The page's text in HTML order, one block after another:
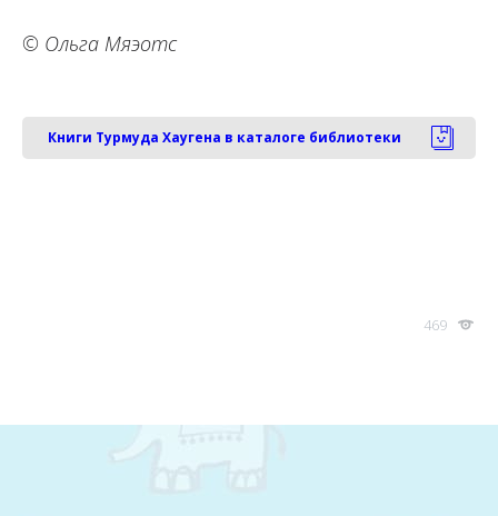
© Ольга Мяэотс
Книги Турмуда Хаугена в каталоге библиотеки
469